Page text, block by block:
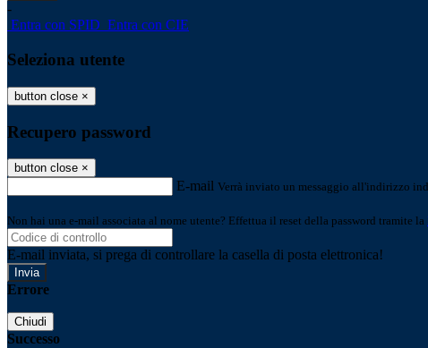
-
Entra con SPID Entra con CIE
Seleziona utente
button close ×
Recupero password
button close ×
E-mail Verrà inviato un messaggio all'indirizzo
Non hai una e-mail associata al nome utente? Effettua il reset della password tramite la
E-mail inviata, si prega di controllare la casella di posta elettronica!
Errore
Chiudi
Successo